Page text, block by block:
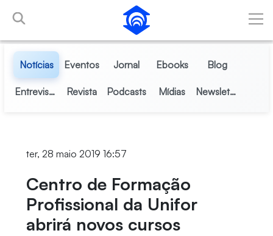
Pular para o Conteúdo principal
Notícias Eventos Jornal Ebooks Blog
Entrevistas Revista Podcasts Mídias Newsletter
ter, 28 maio 2019 16:57
Centro de Formação
Profissional da Unifor
abrirá novos cursos